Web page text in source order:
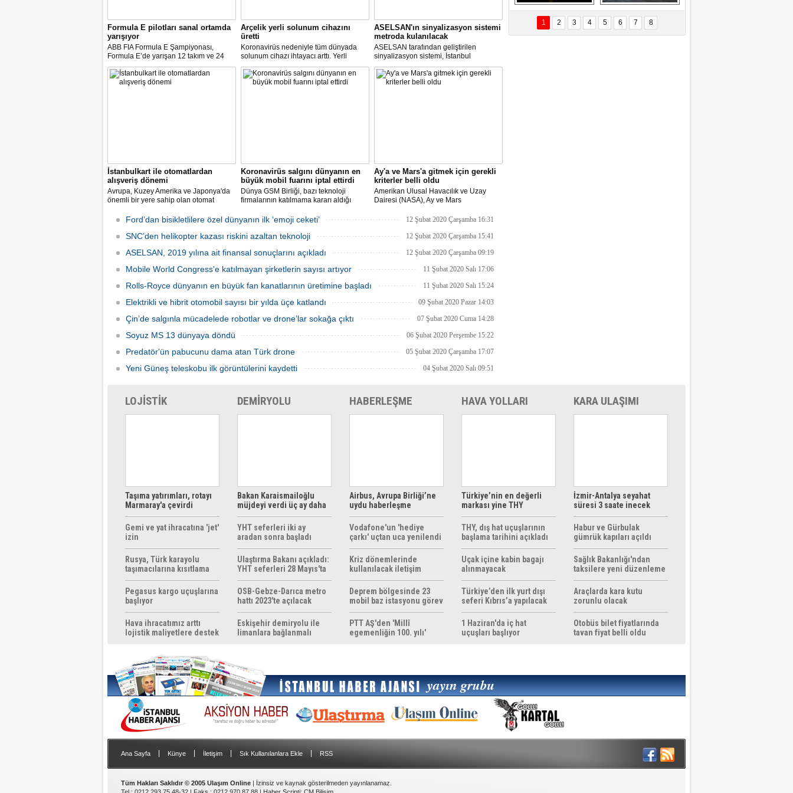
Formula E pilotları sanal ortamda
yarışıyor
ABB FIA Formula E Şampiyonası,
Formula E’de yarışan 12 takım ve 24
pilot ile birlikte “ABB Formula E Race at
Home Challenge” organizasyonunda
yarışacak.
Arçelik yerli solunum cihazını
üretti
Koronavirüs nedeniyle tüm dünyada
solunum cihazı ihtayacı arttı. Yerli
solunum cihazı için ilk çalışmayı, Biosys
Biyomedikal tasarladı, Arçelik üretti.
ASELSAN ve Baykar Savunma
ASELSAN'ın sinyalizasyon sistemi
metroda kulanılacak
ASELSAN tarafından geliştirilen
sinyalizasyon sistemi, İstanbul
metrosunda kullanılacak.
İstanbulkart ile otomatlardan
alışveriş dönemi
Avrupa, Kuzey Amerika ve Japonya'da
önemli bir yere sahip olan otomat
Uluslararası Fuarcılık tarafından
Servis Sistemler Fuarı VENDEX
Koronavirüs salgını dünyanın en
büyük mobil fuarını iptal ettirdi
Dünya GSM Birliği, bazı teknoloji
firmalarının katılmama kararı aldığı
yapılmayacağını açıkladı.
Ay'a ve Mars'a gitmek için gerekli
kriterler belli oldu
Amerikan Ulusal Havacılık ve Uzay
Dairesi (NASA), Ay ve Mars
için ilan verdi.
Ford’dan bisikletlilere özel dünyanın ilk ‘emoji ceketi’ 12 Şubat 2020 Çarşamba 16:31
SNC’den helikopter kazası riskini azaltan teknoloji 12 Şubat 2020 Çarşamba 15:41
ASELSAN, 2019 yılına ait finansal sonuçlarını açıkladı 12 Şubat 2020 Çarşamba 09:19
Mobile World Congress'e katılmayan şirketlerin sayısı artıyor 11 Şubat 2020 Salı 17:06
Rolls-Royce dünyanın en büyük fan kanatlarının üretimine başladı 11 Şubat 2020 Salı 15:24
Elektrikli ve hibrit otomobil sayısı bir yılda üçe katlandı 09 Şubat 2020 Pazar 14:03
Çin’de salgınla mücadelede robotlar ve drone’lar sokağa çıktı 07 Şubat 2020 Cuma 14:28
Soyuz MS 13 dünyaya döndü 06 Şubat 2020 Perşembe 15:22
Predatör'ün pabucunu dama atan Türk drone 05 Şubat 2020 Çarşamba 17:07
Yeni Güneş teleskobu ilk görüntülerini kaydetti 04 Şubat 2020 Salı 09:51
SEÇİL ÖZYANIK
Ne Değişti?
Delta uçağına
yıldırım çarptı
Ford Focus RS
(2015)
1 2 3 4 5 6 7 8
LOJİSTİK
Taşıma yatırımları, rotayı
Marmaray'a çevirdi
Gemi ve yat ihracatına 'jet'
izin
Rusya, Türk karayolu
taşımacılarına kısıtlama
getirebilir
Pegasus kargo uçuşlarına
başlıyor
Hava ihracatımız arttı
lojistik maliyetlere destek
DEMİRYOLU
Bakan Karaismailoğlu
müjdeyi verdi üç ay daha
ücretsiz
YHT seferleri iki ay
aradan sonra başladı
Ulaştırma Bakanı açıkladı:
YHT seferleri 28 Mayıs'ta
başlıyor
OSB-Gebze-Darıca metro
hattı 2023'te açılacak
Eskişehir demiryolu ile
limanlara bağlanmalı
HABERLEŞME
Airbus, Avrupa Birliği’ne
uydu haberleşme
çözümleri sunuyor
Vodafone'un 'hediye
çarkı' uçtan uca yenilendi
Kriz dönemlerinde
kullanılacak iletişim
yöntemleri rehberi
hazırlandı
Deprem bölgesinde 23
mobil baz istasyonu görev
yapıyor
PTT AŞ'den 'Millî
egemenliğin 100. yılı'
HAVA YOLLARI
Türkiye’nin en değerli
markası yine THY
THY, dış hat uçuşlarının
başlama tarihini açıkladı
Uçak içine kabin bagajı
alınmayacak
Türkiye’den ilk yurt dışı
seferi Kıbrıs’a yapılacak
1 Haziran'da iç hat
uçuşları başlıyor
KARA ULAŞIMI
İzmir-Antalya seyahat
süresi 3 saate inecek
Habur ve Gürbulak
gümrük kapıları açıldı
Sağlık Bakanlığı'ndan
taksilere yeni düzenleme
Araçlarda kara kutu
zorunlu olacak
Otobüs bilet fiyatlarında
tavan fiyat belli oldu
Ana Sayfa Künye İletişim Sık Kullanılanlara Ekle RSS
Tüm Hakları Saklıdır © 2005 Ulaşım Online | İzinsiz ve kaynak gösterilmeden yayınlanamaz.